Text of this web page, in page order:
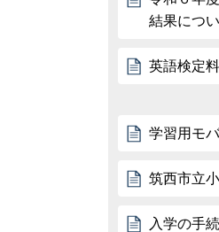
結果につ
英語検定
学習用モ
筑西市立
入学の手